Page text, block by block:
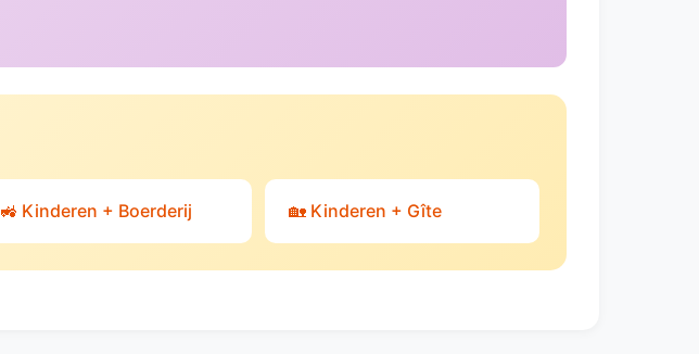
🚜 Kinderen + Boerderij 🏡 Kinderen + Gîte